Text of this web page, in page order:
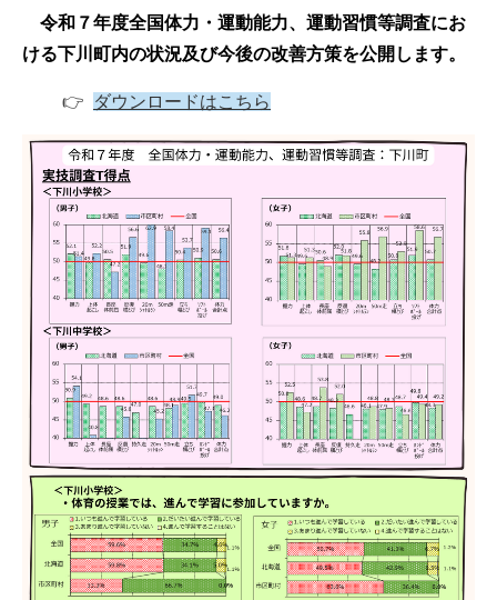
令和７年度全国体力・運動能力、運動習慣等調査にお
ける下川町内の状況及び今後の改善方策を公開します。
👉 ダウンロードはこちら